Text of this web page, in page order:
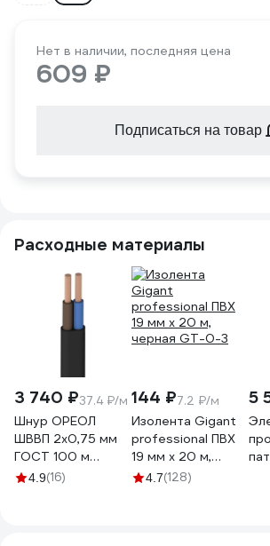
Нет в наличии, последняя цена
609 ₽
Подписаться на товар
Расходные материалы
3 740 ₽37.4 ₽/м
Шнур ОРЕОЛ
ШВВП 2х0,75 мм
ГОСТ 100 м
черный 00-
4.9(16)
144 ₽7.2 ₽/м
Изолента Gigant
professional ПВХ
19 мм х 20 м,
черная GT-0-3
4.7(128)
5